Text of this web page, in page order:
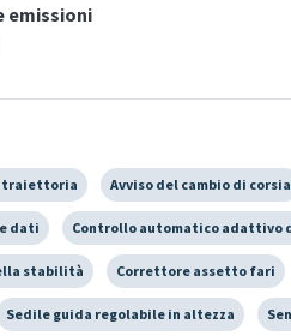
emissioni
traiettoria Avviso del cambio di corsia
dati Controllo automatico adattivo
stabilità Correttore assetto fari
Sedile guida regolabile in altezza